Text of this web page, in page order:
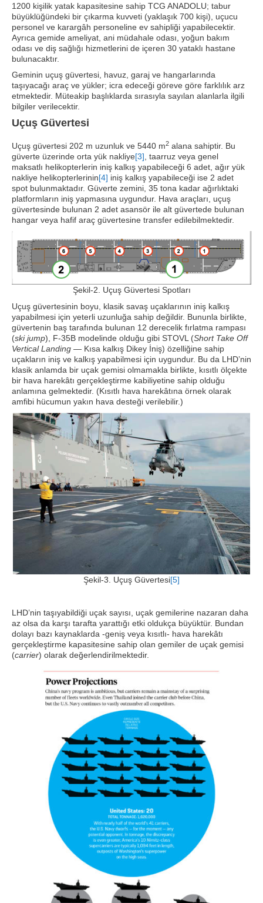
1200 kişilik yatak kapasitesine sahip TCG ANADOLU; tabur
büyüklüğündeki bir çıkarma kuvveti (yaklaşık 700 kişi), uçucu
personel ve karargâh personeline ev sahipliği yapabilecektir.
Ayrıca gemide ameliyat, ani müdahale odası, yoğun bakım
odası ve diş sağlığı hizmetlerini de içeren 30 yataklı hastane
bulunacaktır.
Geminin uçuş güvertesi, havuz, garaj ve hangarlarında
taşıyacağı araç ve yükler; icra edeceği göreve göre farklılık arz
etmektedir. Müteakip başlıklarda sırasıyla sayılan alanlarla ilgili
bilgiler verilecektir.
Uçuş Güvertesi
Uçuş güvertesi 202 m uzunluk ve 5440 m2 alana sahiptir. Bu
güverte üzerinde orta yük nakliye[3], taarruz veya genel
maksatlı helikopterlerin iniş kalkış yapabileceği 6 adet, ağır yük
nakliye helikopterlerinin[4] iniş kalkış yapabileceği ise 2 adet
spot bulunmaktadır. Güverte zemini, 35 tona kadar ağırlıktaki
platformların iniş yapmasına uygundur. Hava araçları, uçuş
güvertesinde bulunan 2 adet asansör ile alt güvertede bulunan
hangar veya hafif araç güvertesine transfer edilebilmektedir.
Şekil-2. Uçuş Güvertesi Spotları
Uçuş güvertesinin boyu, klasik savaş uçaklarının iniş kalkış
yapabilmesi için yeterli uzunluğa sahip değildir. Bununla birlikte,
güvertenin baş tarafında bulunan 12 derecelik fırlatma rampası
(ski jump), F-35B modelinde olduğu gibi STOVL (Short Take Off
Vertical Landing — Kısa kalkış Dikey İniş) özelliğine sahip
uçakların iniş ve kalkış yapabilmesi için uygundur. Bu da LHD’nin
klasik anlamda bir uçak gemisi olmamakla birlikte, kısıtlı ölçekte
bir hava harekâtı gerçekleştirme kabiliyetine sahip olduğu
anlamına gelmektedir. (Kısıtlı hava harekâtına örnek olarak
amfibi hücumun yakın hava desteği verilebilir.)
Şekil-3. Uçuş Güvertesi[5]
LHD’nin taşıyabildiği uçak sayısı, uçak gemilerine nazaran daha
az olsa da karşı tarafta yarattığı etki oldukça büyüktür. Bundan
dolayı bazı kaynaklarda -geniş veya kısıtlı- hava harekâtı
gerçekleştirme kapasitesine sahip olan gemiler de uçak gemisi
(carrier) olarak değerlendirilmektedir.